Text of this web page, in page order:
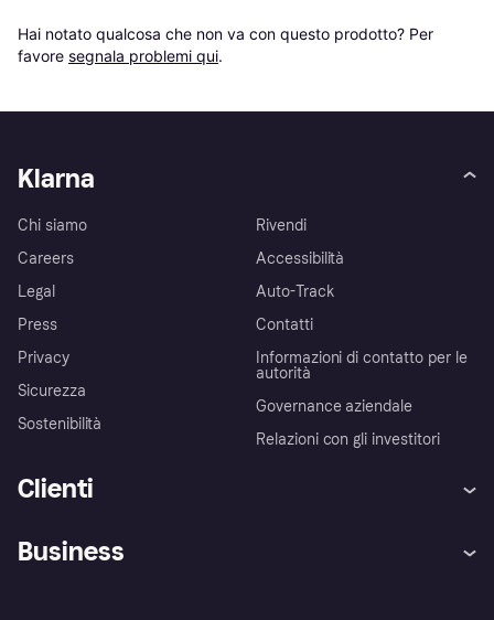
Hai notato qualcosa che non va con questo prodotto? Per
favore segnala problemi qui.
Klarna
Chi siamo
Careers
Legal
Press
Privacy
Sicurezza
Sostenibilità
Rivendi
Accessibilità
Auto-Track
Contatti
Informazioni di contatto per le
autorità
Governance aziendale
Relazioni con gli investitori
Clienti
Business